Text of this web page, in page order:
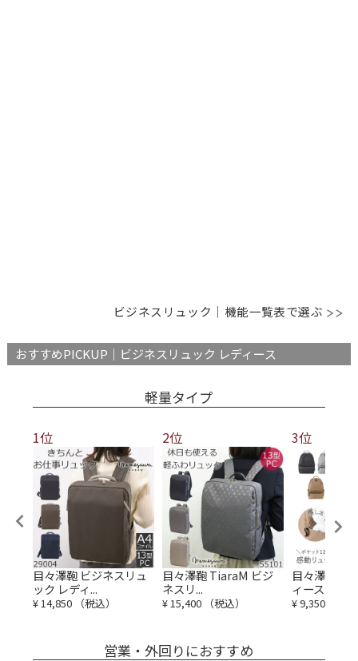
ビジネスリュック｜機能一覧表で選ぶ
おすすめPICKUP｜ビジネスリュック レディース
軽量タイプ
1位
目々澤鞄 ビジネスリュ
ック レディ...
¥ 14,850 （税込）
2位
目々澤鞄 TiaraM ビジ
ネスリ...
¥ 15,400 （税込）
3位
目々澤鞄 リ
ィース A...
¥9,350
営業・外回りにおすすめ